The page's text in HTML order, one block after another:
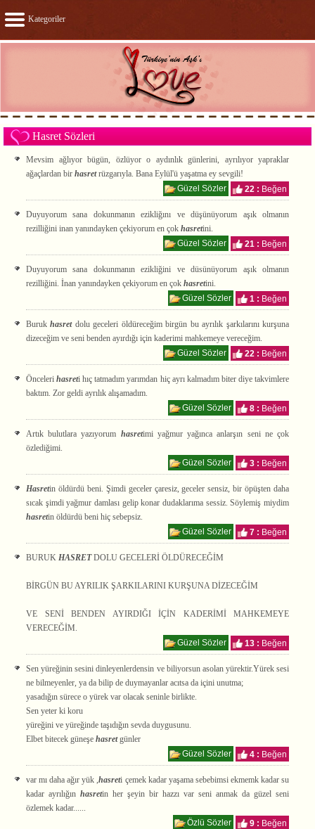
Kategoriler
Hasret Sözleri
Mevsim ağlıyor bügün, özlüyor o aydınlık günlerini, ayrılıyor yapraklar
ağaçlardan bir hasretrüzgarıyla. Bana Eylül'ü yaşatma ey sevgili!
Güzel Sözler
22 : Beğen
Duyuyorum sana dokunmanın ezikliğını ve düşünüyorum aşık olmanın
rezilliğini inan yanındayken çekiyorum en çok hasretini.
Güzel Sözler
21 : Beğen
Duyuyorum sana dokunmanın ezikliğini ve düsünüyorum aşık olmanın
rezilliğini. İnan yanındayken çekiyorum en çok hasretini.
Güzel Sözler
1 : Beğen
Burukhasretdolu geceleri öldüreceğim birgün bu ayrılık şarkılarını kurşuna
dizeceğim ve seni benden ayırdığı için kaderimi mahkemeye vereceğim.
Güzel Sözler
22 : Beğen
Öncelerihasreti hıç tatmadım yarımdan hiç ayrı kalmadım biter diye takvimlere
baktım. Zor geldi ayrılık alışamadım.
Güzel Sözler
8 : Beğen
Artık bulutlara yazıyorum hasretimi yağmur yağınca anlarşın seni ne çok
özlediğimi.
Güzel Sözler
3 : Beğen
Hasretin öldürdü beni. Şimdi geceler çaresiz, geceler sensiz, bir öpüşten daha
sıcak şimdi yağmur damlası gelip konar dudaklarıma sessiz. Söylemiş miydim
hasretin öldürdü beni hiç sebepsiz.
Güzel Sözler
7 : Beğen
BURUK HASRETDOLU GECELERİ ÖLDÜRECEĞİM
BİRGÜN BU AYRILIK ŞARKILARINI KURŞUNA DİZECEĞİM
VE SENİ BENDEN AYIRDIĞI İÇİN KADERİMİ MAHKEMEYE
VERECEĞİM.
Güzel Sözler
13 : Beğen
Sen yüreğinin sesini dinleyenlerdensin ve biliyorsun asolan yürektir.Yürek sesi
ne bilmeyenler, ya da bilip de duymayanlar acıtsa da içini unutma;
yasadığın sürece o yürek var olacak seninle birlikte.
Sen yeter ki koru
yüreğini ve yüreğinde taşıdığın sevda duygusunu.
Elbet bitecek güneşe hasretgünler
Güzel Sözler
4 : Beğen
var mı daha ağır yük ,hasreti çemek kadar yaşama sebebimsi ekmemk kadar su
kadar ayrılığın hasretin her şeyin bir hazzı var seni anmak da güzel seni
özlemek kadar......
Özlü Sözler
9 : Beğen